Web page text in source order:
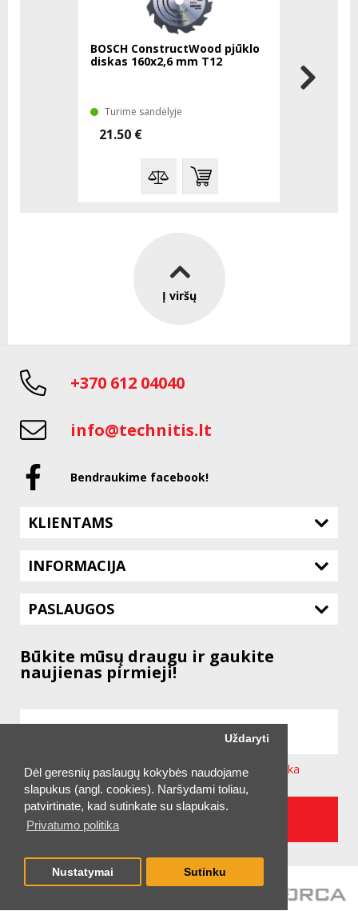
Dėl geresnių paslaugų kokybės naudojame
slapukus (angl. cookies). Naršydami toliau,
patvirtinate, kad sutinkate su slapukais.
Privatumo politika
Uždaryti
Nustatymai Sutinku
BOSCH ConstructWood pjūklo
diskas 160x2,6 mm T12
Turime sandėlyje
21.50 €
Į viršų
+370 612 04040
info@technitis.lt
Bendraukime facebook!
KLIENTAMS
INFORMACIJA
PASLAUGOS
Būkite mūsų draugu ir gaukite
naujienas pirmieji!
Sutinku su svetainėje taikomaPrivatumo Politika
UŽSAKYTI NAUJIENLAIŠKĮ
2026 © UAB "TECHNITIS LT"